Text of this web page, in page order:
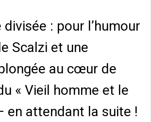
: pour l’humour
Scalzi et une
au cœur de
« Vieil homme et le
en attendant la suite !